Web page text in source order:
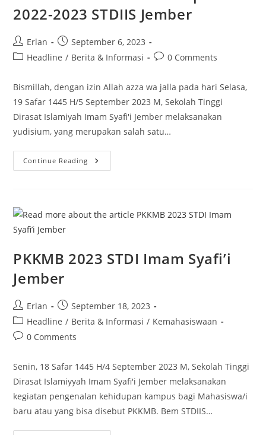
2022-2023 STDIIS Jember
Post
author:
Erlan
Post
published:
September 6, 2023
PostHeadline / Berita & Informasi
Post0 Comments
Bismillah, dengan izin Allah azza wa jalla pada hari Selasa,
19 Safar 1445 H/5 September 2023 M, Sekolah Tinggi
Dirasat Islamiyah Imam Syafi'i Jember melaksanakan
yudisium, yang merupakan salah satu…
Continue Reading Yudisium
Semester
STDIIS
Jember
PKKMB 2023 STDI Imam Syafi’i
Jember
Post
author:
Erlan
Post
published:
September 18, 2023
Post
category:
Headline / Berita & Informasi / Kemahasiswaan
Post0 Comments
Senin, 18 Safar 1445 H/4 September 2023 M, Sekolah Tinggi
Dirasat Islamiyyah Imam Syafi'i Jember melaksanakan
kegiatan pengenalan kehidupan kampus bagi Mahasiswa/i
baru atau yang bisa disebut PKKMB. Bem STDIIS…